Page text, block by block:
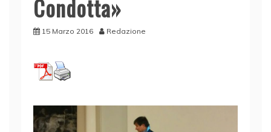
Condotta»
15 Marzo 2016 Redazione